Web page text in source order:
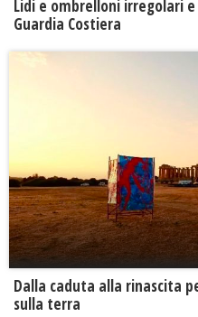
Lidi e ombrelloni irregolari
Guardia Costiera
Dalla caduta alla rinascita
sulla terra